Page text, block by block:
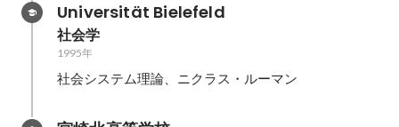
Universität Bielefeld
社会学
1995年
社会システム理論、ニクラス・ルーマン